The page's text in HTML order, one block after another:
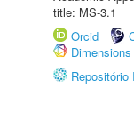
title: MS-3.1
Orcid
Dimensions